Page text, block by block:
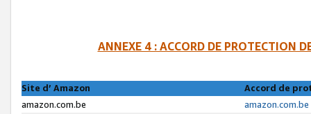
ANNEXE 4 : ACCORD DE PROTECTION
Site d’ Amazon
Accord de
amazon.com.be